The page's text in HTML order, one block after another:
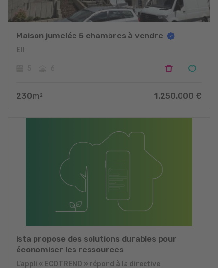
Maison jumelée 5 chambres à vendre
Ell
230m 2 1.250.000 €
ista propose des solutions durables pour
économiser les ressources
L’appli « ECOTREND » répond à la directive